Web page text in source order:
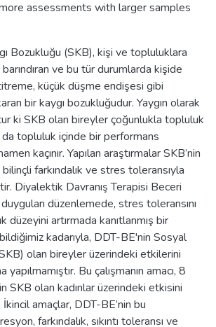
assessments with larger samples
Bozukluğu (SKB), kişi ve topluluklara
ve bu tür durumlarda kişide
küçük düşme endişesi gibi
bir kaygı bozukluğudur. Yaygın olarak
ki SKB olan bireyler çoğunlukla topluluk
topluluk içinde bir performans
kaçınır. Yapılan araştırmalar SKB’nin
farkındalık ve stres toleransıyla
Diyalektik Davranış Terapisi Beceri
düzenlemede, stres toleransını
düzeyini artırmada kanıtlanmış bir
kadarıyla, DDT-BE'nin Sosyal
olan bireyler üzerindeki etkilerini
yapılmamıştır. Bu çalışmanın amacı, 8
SKB olan kadınlar üzerindeki etkisini
amaçlar, DDT-BE’nin bu
farkındalık, sıkıntı toleransı ve